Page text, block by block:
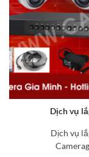
Dịch vụ
Dịch vụ